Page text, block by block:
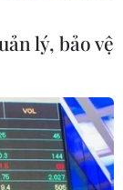
lý, bảo vệ